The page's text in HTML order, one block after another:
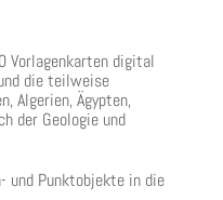
Vorlagenkarten digital
die teilweise
Algerien, Ägypten,
der Geologie und
und Punktobjekte in die